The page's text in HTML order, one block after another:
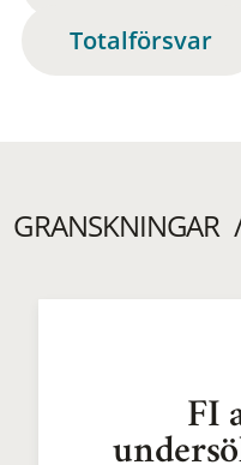
Totalförsvar
GRANSKNINGAR
FI